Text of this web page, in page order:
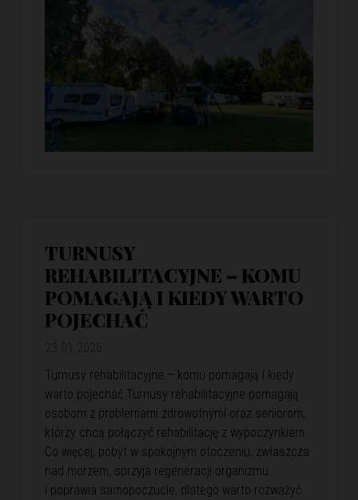
TURNUSY
REHABILITACYJNE – KOMU
POMAGAJĄ I KIEDY WARTO
POJECHAĆ
Turnusy rehabilitacyjne – komu pomagają i kiedy
warto pojechać Turnusy rehabilitacyjne pomagają
osobom z problemami zdrowotnymi oraz seniorom,
którzy chcą połączyć rehabilitację z wypoczynkiem.
Co więcej, pobyt w spokojnym otoczeniu, zwłaszcza
nad morzem, sprzyja regeneracji organizmu
i poprawia samopoczucie, dlatego warto rozważyć